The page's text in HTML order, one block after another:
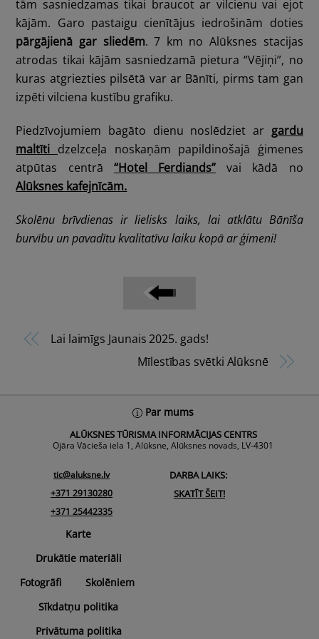
tām sasniedzamas tikai braucot ar vilcienu vai ejot
kājām. Garo pastaigu cienītājus iedrošinām doties
pārgājienā gar sliedēm. 7 km no Alūksnes stacijas
atrodas tikai kājām sasniedzamā pietura “Vējiņi”, no
kuras atgriezties pilsētā var ar Bānīti, pirms tam gan
izpēti vilciena kustību grafiku.
Piedzīvojumiem bagāto dienu noslēdziet ar gardu
maltīti dzelzceļa noskaņām papildinošajā ģimenes
atpūtas centrā “Hotel Ferdiands” vai kādā no
Alūksnes kafejnīcām.
Skolēnu brīvdienas ir lielisks laiks, lai atklātu Bānīša
burvību un pavadītu kvalitatīvu laiku kopā ar ģimeni!
Lai laimīgs Jaunais 2025. gads!
Mīlestības svētki Alūksnē
Par mums
ALŪKSNES TŪRISMA INFORMĀCIJAS CENTRS
Ojāra Vācieša iela 1, Alūksne, Alūksnes novads, LV-4301
tic@aluksne.lv
+371 29130280
+371 25442335
DARBA LAIKS:
SKATĪT ŠEIT!
Karte
Drukātie materiāli
Fotogrāfi
Skolēniem
Sīkdatņu politika
Privātuma politika